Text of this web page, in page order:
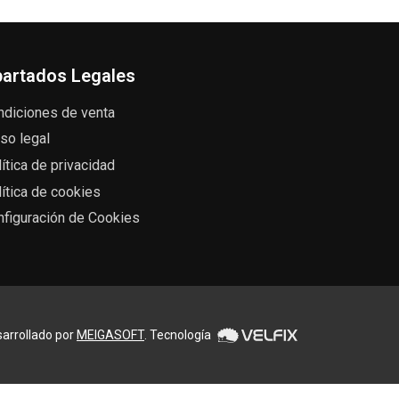
Legales
de venta
legal
de privacidad
de cookies
de Cookies
por MEIGASOFT. Tecnología